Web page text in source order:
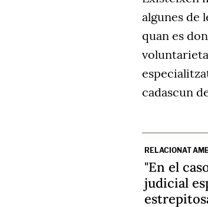
algunes de
quan es
cadascun
RELACIONAT
"En el
judicial